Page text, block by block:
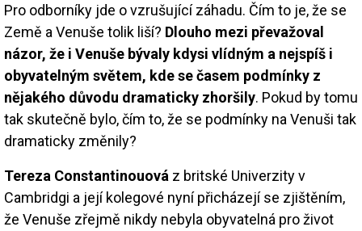
Pro odborníky jde o vzrušující záhadu. Čím to je, že se
Země a Venuše tolik liší? Dlouho mezi převažoval
názor, že i Venuše bývaly kdysi vlídným a nejspíš i
obyvatelným světem, kde se časem podmínky z
nějakého důvodu dramaticky zhoršily. Pokud by tomu
tak skutečně bylo, čím to, že se podmínky na Venuši tak
dramaticky změnily?
Tereza Constantinouová z britské Univerzity v
Cambridgi a její kolegové nyní přicházejí se zjištěním,
že Venuše zřejmě nikdy nebyla obyvatelná pro život